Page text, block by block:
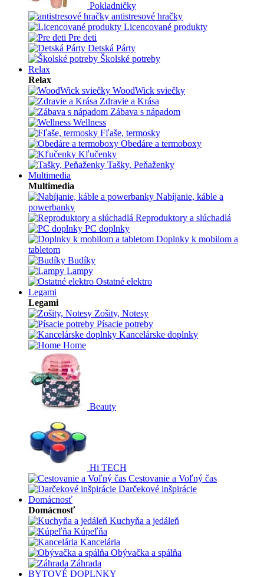
Pokladničky
antistresové hračky
Licencované produkty
Pre deti
Detská Párty
Školské potreby
Relax
Relax
WoodWick sviečky
Zdravie a Krása
Zábava s nápadom
Wellness
Fľaše, termosky
Obedáre a termoboxy
Kľučenky
Tašky, Peňaženky
Multimedia
Multimedia
Nabíjanie, káble a
powerbanky
Reproduktory a slúchadlá
PC doplnky
Doplnky k mobilom a
tabletom
Budíky
Lampy
Ostatné elektro
Legami
Legami
Zošity, Notesy
Písacie potreby
Kancelárske doplnky
Home
Beauty
Hi TECH
Cestovanie a Voľný čas
Darčekové inšpirácie
Domácnosť
Domácnosť
Kuchyňa a jedáleň
Kúpeľňa
Kancelária
Obývačka a spálňa
Záhrada
BYTOVÉ DOPLNKY